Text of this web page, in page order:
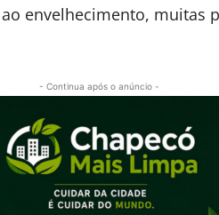
envelhecimento, muitas
- Continua após o anúncio -